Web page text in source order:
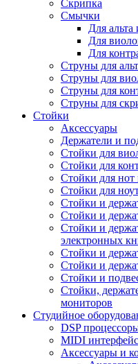
Скрипка
Смычки
Для
Для
Для
Струны для
Струны для
Струны для
Струны для
Стойки
Аксессуары
Держатели и
Стойки для
Стойки для
Стойки для нот
Стойки для
Стойки и
Стойки и
Стойки и
электронных
Стойки и
Стойки и
Стойки и
Стойки,
мониторов
Студийное
DSP
MIDI
Аксессуары и